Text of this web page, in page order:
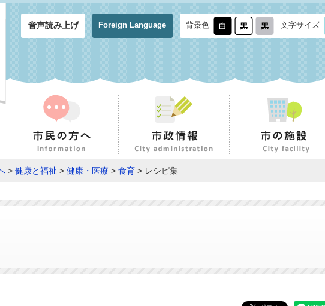
音声読み上げ Foreign Language 背景色 文字サイズ
> 健康と福祉 > 健康・医療 > 食育 > レシピ集